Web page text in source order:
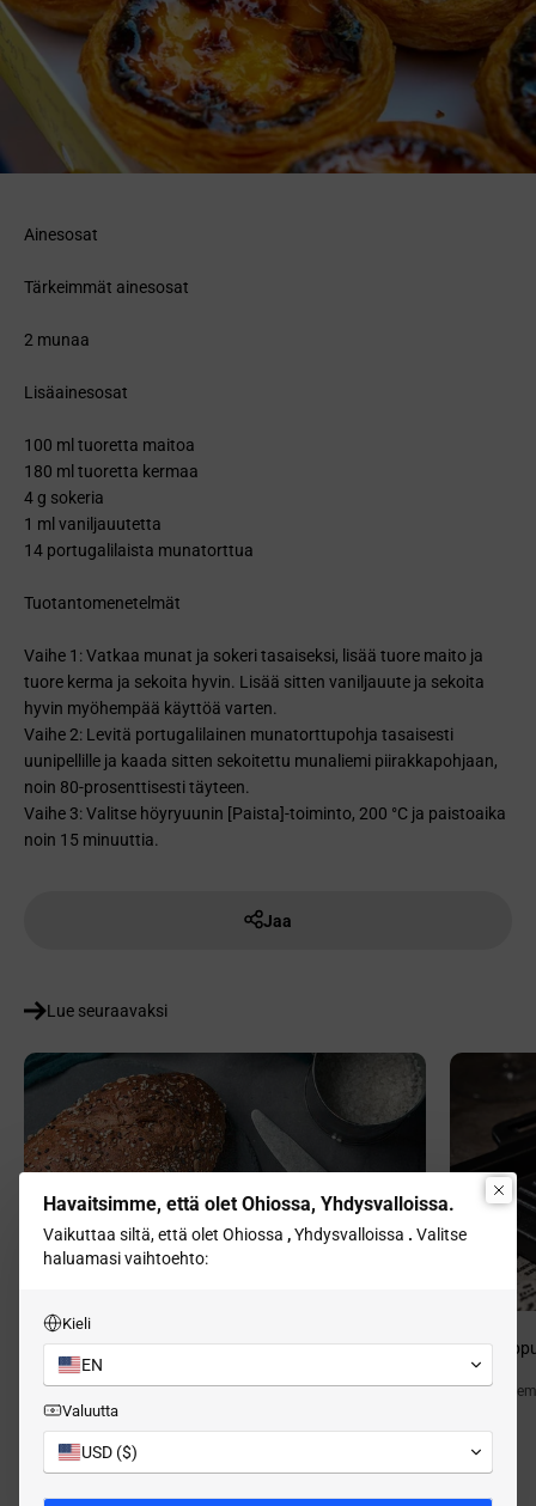
Ainesosat
Tärkeimmät ainesosat
2 munaa
Lisäainesosat
100 ml tuoretta maitoa
180 ml tuoretta kermaa
4 g sokeria
1 ml vaniljauutetta
14 portugalilaista munatorttua
Tuotantomenetelmät
Vaihe 1: Vatkaa munat ja sokeri tasaiseksi, lisää tuore maito ja
tuore kerma ja sekoita hyvin. Lisää sitten vaniljauute ja sekoita
hyvin myöhempää käyttöä varten.
Vaihe 2: Levitä portugalilainen munatorttupohja tasaisesti
uunipellille ja kaada sitten sekoitettu munaliemi piirakkapohjaan,
noin 80-prosenttisesti täyteen.
Vaihe 3: Valitse höyryuunin [Paista]-toiminto, 200 °C ja paistoaika
noin 15 minuuttia.
Jaa
Lue seuraavaksi
Mustat seesamirullat
7. hakemus 2024 0 kommenttia 20.
Havaitsimme, että olet Ohiossa, Yhdysvalloissa.
Vaikuttaa siltä, ​​että olet Ohiossa ,Yhdysvalloissa . Valitse
haluamasi vaihtoehto:
Kieli
EN
Valuutta
USD ($)